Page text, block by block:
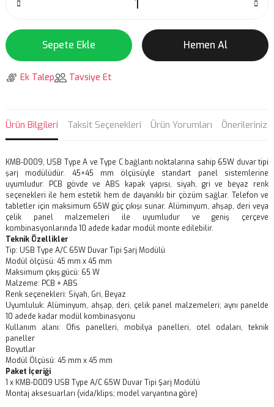
Sepete Ekle Hemen Al
Ek Talep Tavsiye Et
Ürün Bilgileri Taksit Seçenekleri Ürün Yorumları Önerileriniz
KMB-D009, USB Type A ve Type C bağlantı noktalarına sahip 65W duvar tipi
şarj modülüdür. 45×45 mm ölçüsüyle standart panel sistemlerine
uyumludur. PCB gövde ve ABS kapak yapısı, siyah, gri ve beyaz renk
seçenekleri ile hem estetik hem de dayanıklı bir çözüm sağlar. Telefon ve
tabletler için maksimum 65W güç çıkışı sunar. Alüminyum, ahşap, deri veya
çelik panel malzemeleri ile uyumludur ve geniş çerçeve
kombinasyonlarında 10 adede kadar modül monte edilebilir.
Teknik Özellikler
Tip: USB Type A/C 65W Duvar Tipi Şarj Modülü
Modül ölçüsü: 45 mm x 45 mm
Maksimum çıkış gücü: 65 W
Malzeme: PCB + ABS
Renk seçenekleri: Siyah, Gri, Beyaz
Uyumluluk: Alüminyum, ahşap, deri, çelik panel malzemeleri; aynı panelde
10 adede kadar modül kombinasyonu
Kullanım alanı: Ofis panelleri, mobilya panelleri, otel odaları, teknik
paneller
Boyutlar
Modül Ölçüsü: 45 mm x 45 mm
Paket İçeriği
1 x KMB-D009 USB Type A/C 65W Duvar Tipi Şarj Modülü
Montaj aksesuarları (vida/klips; model varyantına göre)